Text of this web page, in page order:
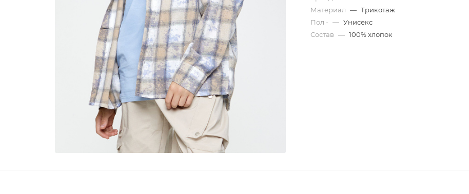
Материал — Трикотаж
Пол - — Унисекс
Состав — 100% хлопок